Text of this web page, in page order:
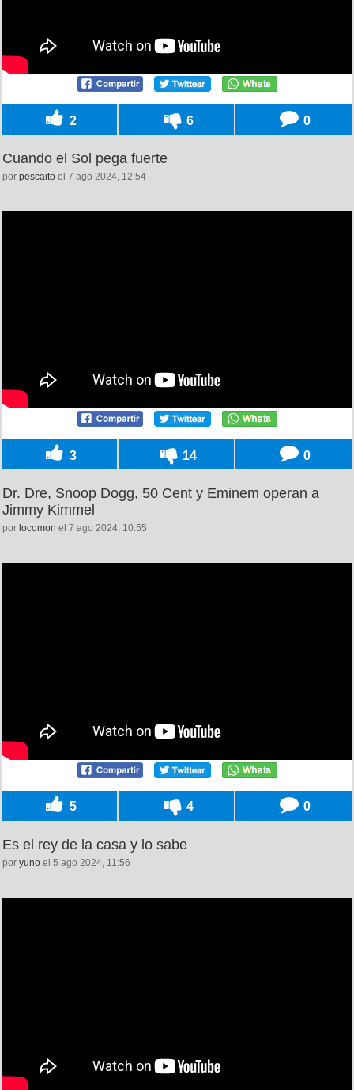
2 6 0
Cuando el Sol pega fuerte
por pescaito el 7 ago 2024, 12:54
3 14 0
Dr. Dre, Snoop Dogg, 50 Cent y Eminem operan a
Jimmy Kimmel
por locomon el 7 ago 2024, 10:55
5 4 0
Es el rey de la casa y lo sabe
por yuno el 5 ago 2024, 11:56